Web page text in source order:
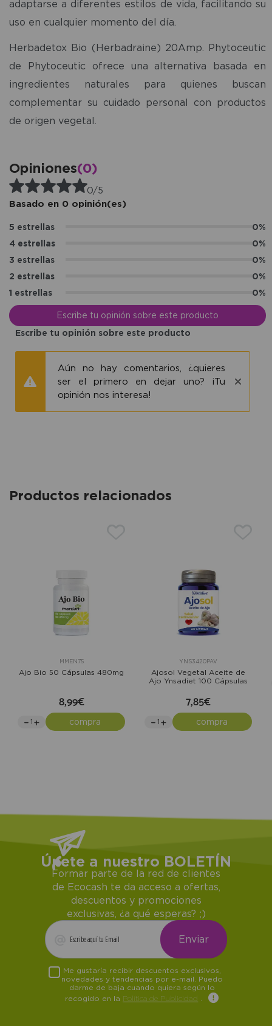
adaptarse a diferentes estilos de vida, facilitando su
uso en cualquier momento del día.
Herbadetox Bio (Herbadraine) 20Amp. Phytoceutic
de Phytoceutic ofrece una alternativa basada en
ingredientes naturales para quienes buscan
complementar su cuidado personal con productos
de origen vegetal.
Opiniones(0)
0/5
Basado en 0 opinión(es)
5 estrellas
0%
4 estrellas
0%
3 estrellas
0%
2 estrellas
0%
1 estrellas
0%
Escribe tu opinión sobre este producto
Escribe tu opinión sobre este producto
Aún no hay comentarios, ¿quieres
ser el primero en dejar uno? ¡Tu
opinión nos interesa!
Productos relacionados
MMEN75
Ajo Bio 50 Cápsulas 480mg
8,99€
compra
YNS3420PAV
Ajosol Vegetal Aceite de
Ajo Ynsadiet 100 Cápsulas
7,85€
compra
Únete a nuestro BOLETÍN
Formar parte de la red de clientes
de Ecocash te da acceso a ofertas,
descuentos y promociones
exclusivas, ¿a qué esperas? ;)
Me gustaría recibir descuentos exclusivos,
novedades y tendencias por e-mail. Puedo
darme de baja cuando quiera según lo
recogido en la Política de Publicidad